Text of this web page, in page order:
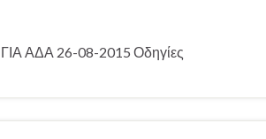
ΑΔΑ 26-08-2015 Οδηγίες